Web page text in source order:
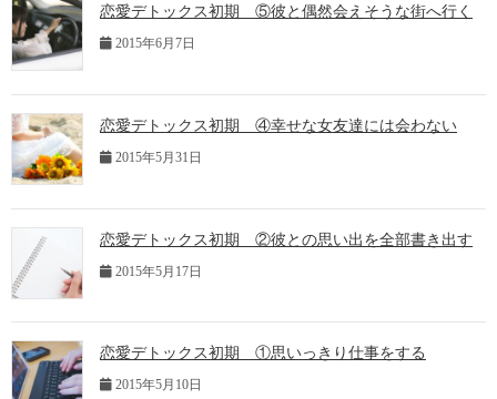
恋愛デトックス初期 ⑤彼と偶然会えそうな街へ行く
2015年6月7日
恋愛デトックス初期 ④幸せな女友達には会わない
2015年5月31日
恋愛デトックス初期 ②彼との思い出を全部書き出す
2015年5月17日
恋愛デトックス初期 ①思いっきり仕事をする
2015年5月10日